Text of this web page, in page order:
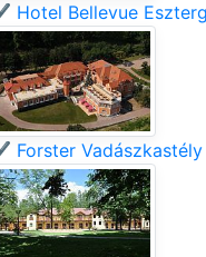
Hotel Bellevue
Forster